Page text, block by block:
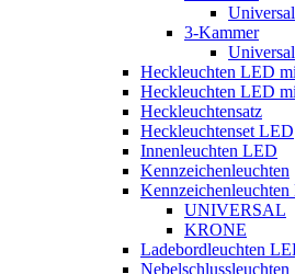
Universal
3-Kammer
Universal
Heckleuchten LED
Heckleuchten LED
Heckleuchtensatz
Heckleuchtenset LED
Innenleuchten LED
Kennzeichenleuchten
UNIVERSAL
KRONE
Ladebordleuchten
Nebelschlussleuchten